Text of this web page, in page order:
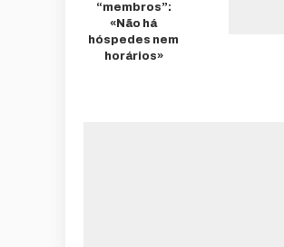
“membros”:
«Não há
hóspedes nem
horários»